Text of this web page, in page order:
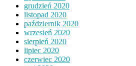
grudzień 2020
listopad 2020
październik 2020
wrzesień 2020
sierpień 2020
lipiec 2020
czerwiec 2020